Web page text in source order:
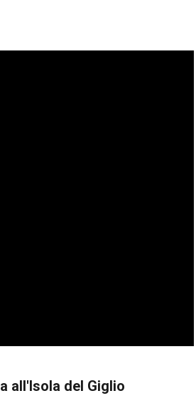
all'Isola del Giglio